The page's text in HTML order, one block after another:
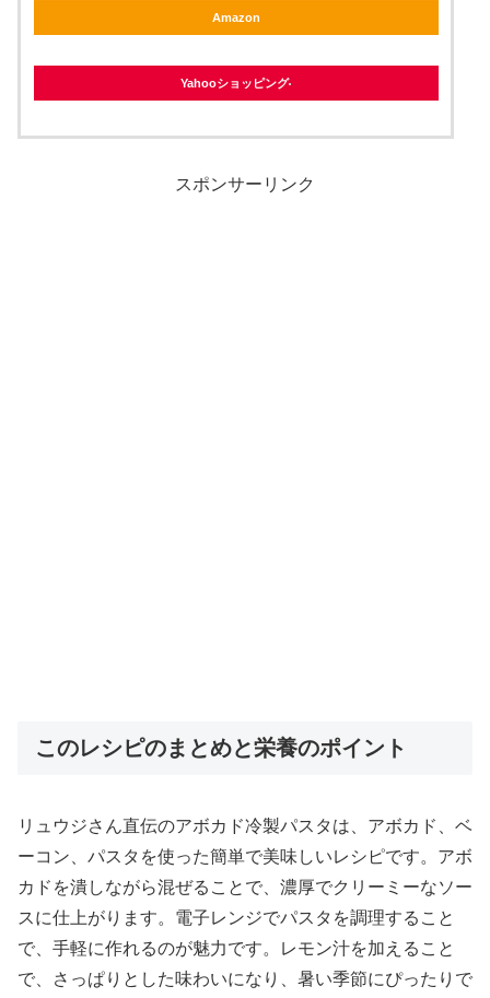
Amazon
Yahooショッピング
スポンサーリンク
このレシピのまとめと栄養のポイント
リュウジさん直伝のアボカド冷製パスタは、アボカド、ベ
ーコン、パスタを使った簡単で美味しいレシピです。アボ
カドを潰しながら混ぜることで、濃厚でクリーミーなソー
スに仕上がります。電子レンジでパスタを調理すること
で、手軽に作れるのが魅力です。レモン汁を加えること
で、さっぱりとした味わいになり、暑い季節にぴったりで